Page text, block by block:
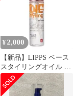
¥ 2,000
【新品】LIPPS ベース
スタイリングオイル キ
ンモクセイの香り
100ml